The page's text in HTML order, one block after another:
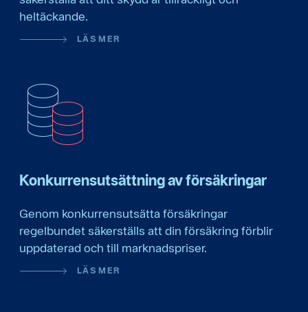
heltäckande.
LÄS MER
Konkurrensutsättning av försäkringar
Genom konkurrensutsätta försäkringar
regelbundet säkerställs att din försäkring förblir
uppdaterad och till marknadspriser.
LÄS MER